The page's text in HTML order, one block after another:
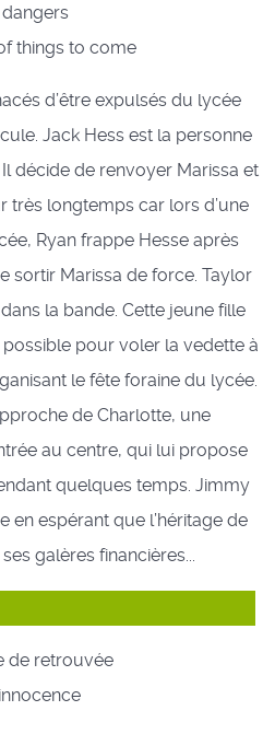
things to come
d’être expulsés du lycée
Jack Hess est la personne
décide de renvoyer Marissa et
très longtemps car lors d’une
Ryan frappe Hesse après
sortir Marissa de force. Taylor
la bande. Cette jeune fille
pour voler la vedette à
le fête foraine du lycée.
de Charlotte, une
au centre, qui lui propose
quelques temps. Jimmy
en espérant que l’héritage de
galères financières...
de retrouvée